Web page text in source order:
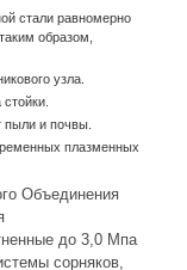
стали равномерно
образом,
узла.
и почвы.
плазменных
Объединения
до 3,0 Мпа
сорняков,